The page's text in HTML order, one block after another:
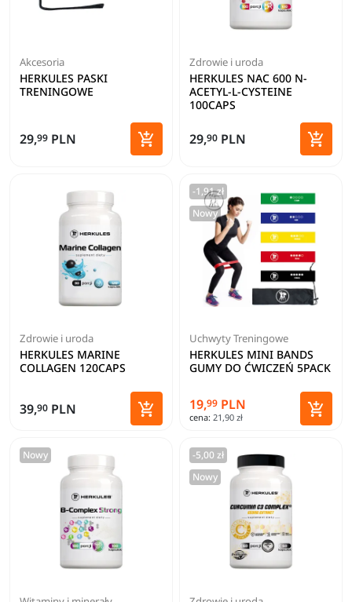
Akcesoria
HERKULES PASKI
TRENINGOWE
29,99 PLN 
Dodaj do koszyka
Zdrowie i uroda
HERKULES NAC 600 N-
ACETYL-L-CYSTEINE
100CAPS
29,90 PLN 
Dodaj
Zdrowie i uroda
HERKULES MARINE
COLLAGEN 120CAPS
39,90 PLN 
Dodaj do koszyka
-1,91 zł
Nowy
Uchwyty Treningowe
HERKULES MINI BANDS
GUMY DO ĆWICZEŃ 5PACK
19,99 PLN
cena: 21,90 zł 
Dodaj
Nowy
-5,00 zł
Nowy